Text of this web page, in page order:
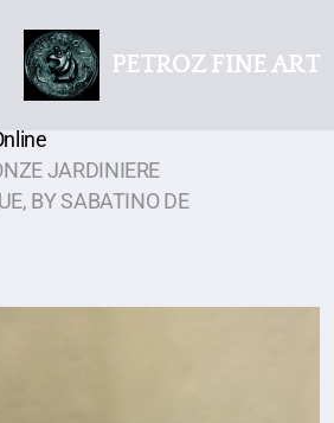
PETROZ FINE ART
JARDINIERE
BY SABATINO DE